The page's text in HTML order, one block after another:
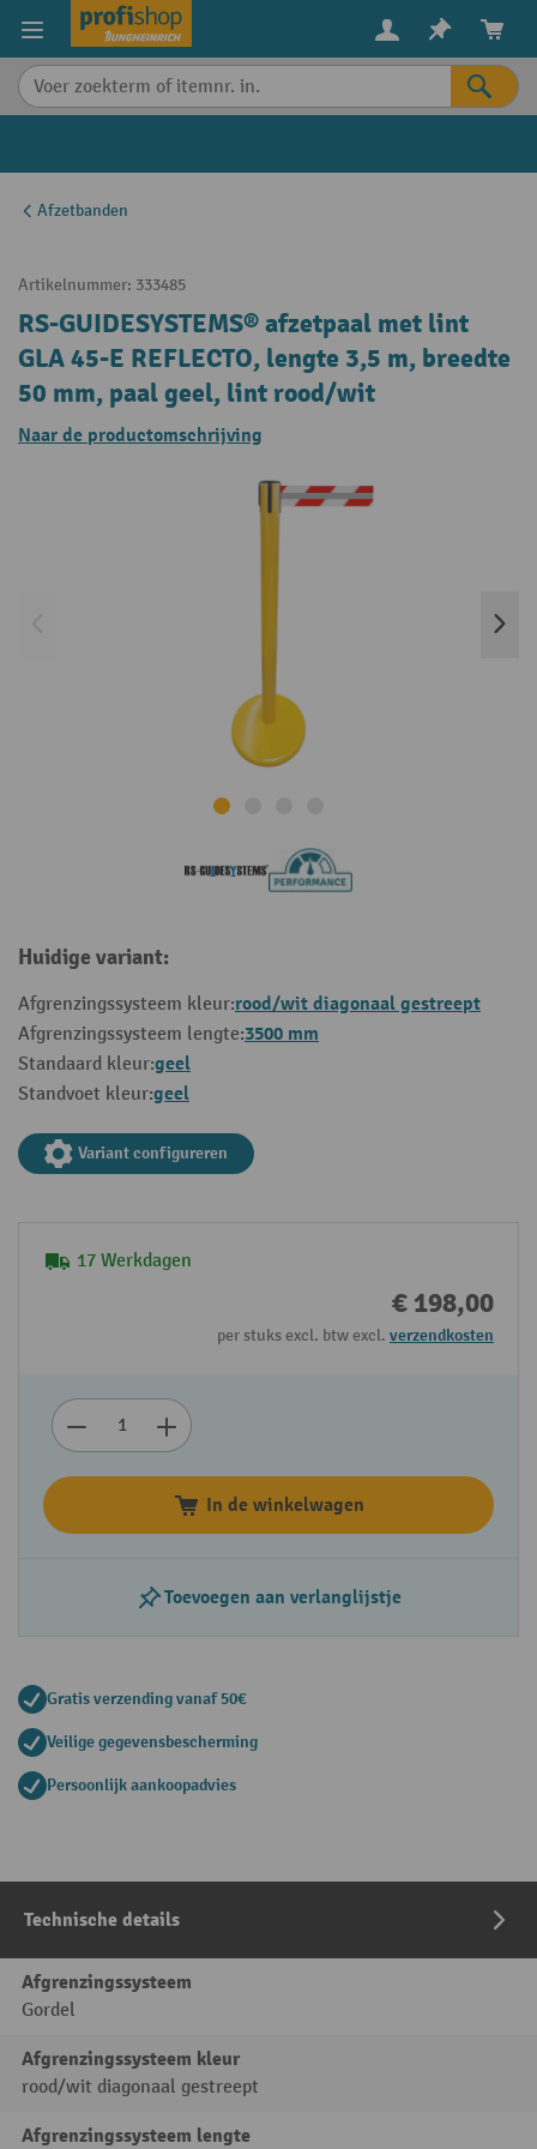
content
Afzetbanden
Artikelnummer: 333485
RS-GUIDESYSTEMS® afzetpaal met lint
GLA 45-E REFLECTO, lengte 3,5 m, breedte
50 mm, paal geel, lint rood/wit
Naar de productomschrijving
Huidige variant:
Afgrenzingssysteem kleur:rood/wit diagonaal gestreept
Afgrenzingssysteem lengte:3500 mm
Standaard kleur:geel
Standvoet kleur:geel
Variant configureren
17 Werkdagen
€ 198,00
per stuks excl. btw excl. verzendkosten
In de winkelwagen
Toevoegen aan verlanglijstje
Gratis verzending vanaf 50€
Veilige gegevensbescherming
Persoonlijk aankoopadvies
Technische details
Afgrenzingssysteem
Gordel
Afgrenzingssysteem kleur
rood/wit diagonaal gestreept
Afgrenzingssysteem lengte